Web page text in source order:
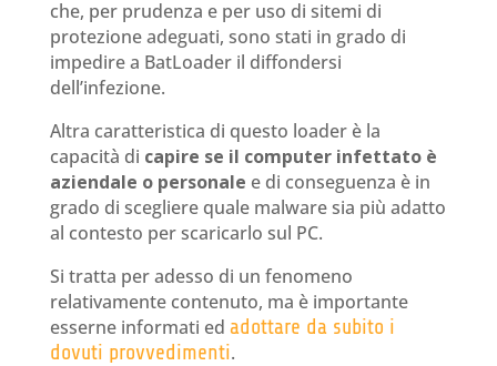
che, per prudenza e per uso di sitemi di
protezione adeguati, sono stati in grado di
impedire a BatLoader il diffondersi
dell’infezione.
Altra caratteristica di questo loader è la
capacità di capire se il computer infettato è
aziendale o personale e di conseguenza è in
grado di scegliere quale malware sia più adatto
al contesto per scaricarlo sul PC.
Si tratta per adesso di un fenomeno
relativamente contenuto, ma è importante
esserne informati ed adottare da subito i
dovuti provvedimenti.